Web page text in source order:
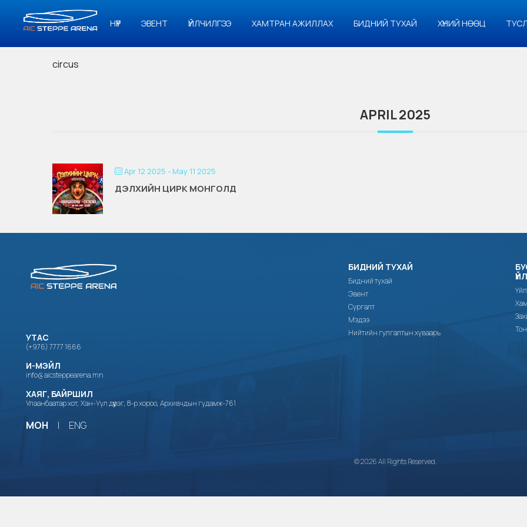
НҮҮР ЭВЕНТ ҮЙЛЧИЛГЭЭ ХАМТРАН АЖИЛЛАХ БИДНИЙ ТУХАЙ ХҮНИЙ НӨӨЦ
circus
APRIL 2025
Apr 12 2025 - May 11 2025
ДЭЛХИЙН ЦИРК МОНГОЛД
УТАС
(+976) 7777 1666
И-МЭЙЛ
info@aicsteppearena.mn
ХАЯГ, БАЙРШИЛ
Улаанбаатар хот, Хан-Уул дүүрэг, 8-р хороо, Архивчдын гудамж-761
МОН | ENG
БИДНИЙ ТУХАЙ
Бидний тухай
Эвент
Сургалт
Мэдээ
Нийтийн гулгалтын хуваарь
© 2026 All Rights Reserved.